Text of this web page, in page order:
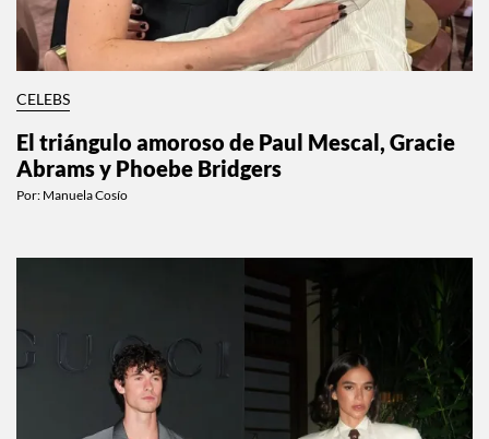
CELEBS
El triángulo amoroso de Paul Mescal, Gracie
Abrams y Phoebe Bridgers
Por: Manuela Cosío